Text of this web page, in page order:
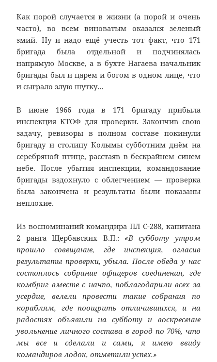
Как порой случается в жизни (а порой и очень
часто), во всем виноватым оказался зеленый
змий. Ну и надо ещё учесть тот факт, что 171
бригада была отдельной и подчинялась
напрямую Москве, а в бухте Нагаева начальник
бригады был и царем и богом в одном лице, что
и сыграло злую шутку…
В июне 1966 года в 171 бригаду прибыла
инспекция КТОФ для проверки. Закончив свою
задачу, ревизоры в полном составе покинули
бригаду и столицу Колымы субботним днём на
серебряной птице, расстаяв в бескрайнем синем
небе. После убытия инспекции, командование
бригады вздохнуло с облегчением — проверка
была закончена и результаты были показаны
неплохие.
Из воспоминаний командира ПЛ С-288, капитана
2 ранга Щербавских В.П.: «В субботу утром
прошло совещание, где инспекция, огласив
результаты проверки, убыла. После обеда у нас
состоялось собрание офицеров соединения, где
комбриг вместе с начпо, поблагодарили всех за
усердие, велели провести такие собрания по
кораблям, где поощрить отличившихся, и на
радостях объявили на субботу и воскресение
увольнение личного состава в город по 70%, что
мы все и сделали и сами, я имею ввиду
командиров лодок, отметили успех.»